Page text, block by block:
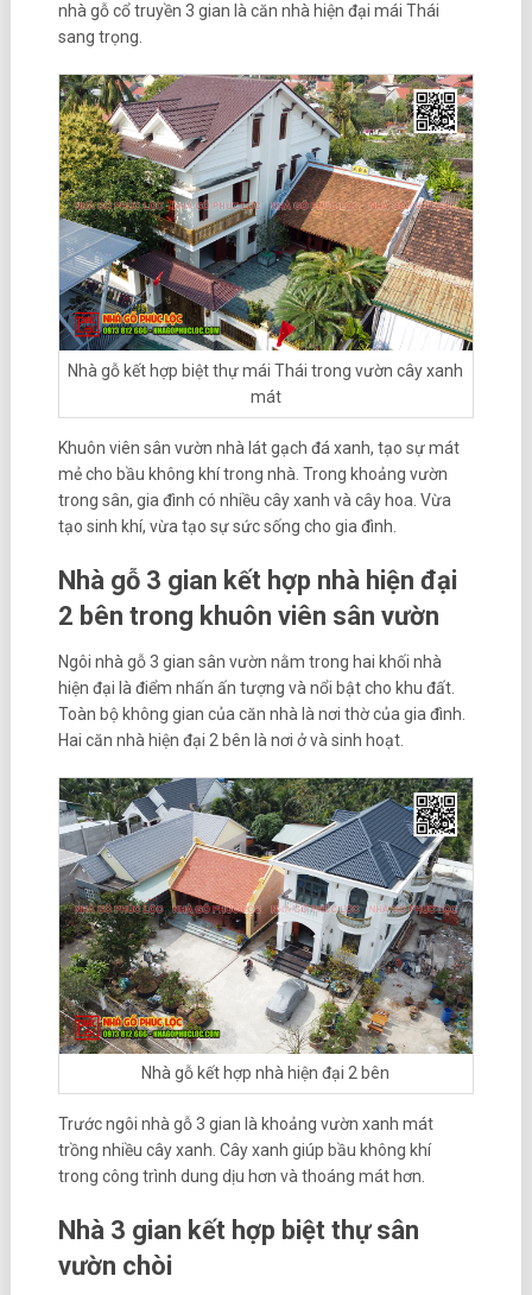
nhà gỗ cổ truyền 3 gian là căn nhà hiện đại mái Thái
sang trọng.
Nhà gỗ kết hợp biệt thự mái Thái trong vườn cây xanh
mát
Khuôn viên sân vườn nhà lát gạch đá xanh, tạo sự mát
mẻ cho bầu không khí trong nhà. Trong khoảng vườn
trong sân, gia đình có nhiều cây xanh và cây hoa. Vừa
tạo sinh khí, vừa tạo sự sức sống cho gia đình.
Nhà gỗ 3 gian kết hợp nhà hiện đại
2 bên trong khuôn viên sân vườn
Ngôi nhà gỗ 3 gian sân vườn nằm trong hai khối nhà
hiện đại là điểm nhấn ấn tượng và nổi bật cho khu đất.
Toàn bộ không gian của căn nhà là nơi thờ của gia đình.
Hai căn nhà hiện đại 2 bên là nơi ở và sinh hoạt.
Nhà gỗ kết hợp nhà hiện đại 2 bên
Trước ngôi nhà gỗ 3 gian là khoảng vườn xanh mát
trồng nhiều cây xanh. Cây xanh giúp bầu không khí
trong công trình dung dịu hơn và thoáng mát hơn.
Nhà 3 gian kết hợp biệt thự sân
vườn chòi